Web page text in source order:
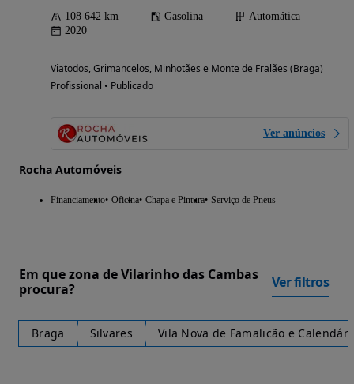
108 642 km Gasolina
Automática
2020
Viatodos, Grimancelos, Minhotães e Monte de Fralães (Braga)
Profissional • Publicado
Ver anúncios
Rocha Automóveis
Financiamento Oficina Chapa e Pintura Serviço de Pneus
Em que zona de Vilarinho das Cambas
procura?
Ver filtros
Braga Silvares Vila Nova de Famalicão e